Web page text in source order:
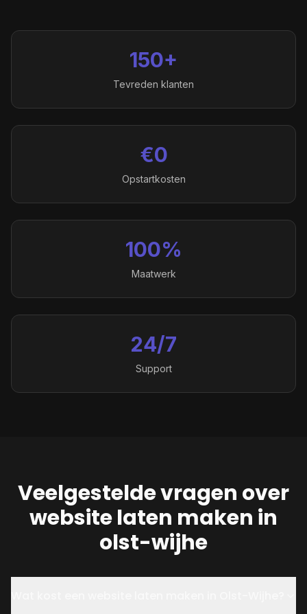
150+
Tevreden klanten
€0
Opstartkosten
100%
Maatwerk
24/7
Support
Veelgestelde vragen over
website laten maken in
olst-wijhe